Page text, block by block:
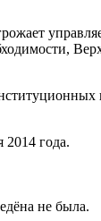
2014 года.
не была.